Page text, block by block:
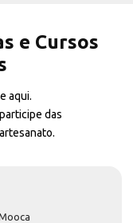
e Cursos
aqui.
das